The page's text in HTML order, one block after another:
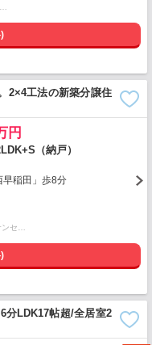
2×4工法の新築分譲住
円
（納戸）
早稲田」歩8分
セ…
分LDK17帖超/全居室2